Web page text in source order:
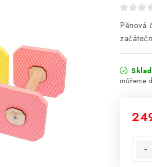
Pěnová